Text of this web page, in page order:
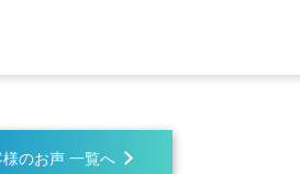
様のお声 一覧へ